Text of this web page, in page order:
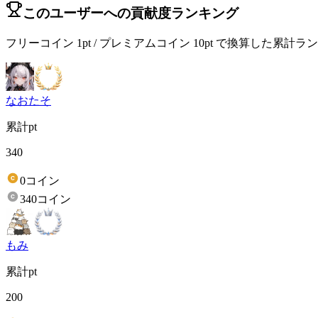
このユーザーへの貢献度ランキング
フリーコイン 1pt / プレミアムコイン 10pt で換算した累計ラン
なおたそ
累計pt
340
0コイン
340コイン
もみ
累計pt
200